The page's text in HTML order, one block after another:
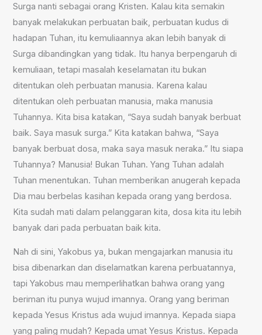
Surga nanti sebagai orang Kristen. Kalau kita semakin
banyak melakukan perbuatan baik, perbuatan kudus di
hadapan Tuhan, itu kemuliaannya akan lebih banyak di
Surga dibandingkan yang tidak. Itu hanya berpengaruh di
kemuliaan, tetapi masalah keselamatan itu bukan
ditentukan oleh perbuatan manusia. Karena kalau
ditentukan oleh perbuatan manusia, maka manusia
Tuhannya. Kita bisa katakan, “Saya sudah banyak berbuat
baik. Saya masuk surga.” Kita katakan bahwa, “Saya
banyak berbuat dosa, maka saya masuk neraka.” Itu siapa
Tuhannya? Manusia! Bukan Tuhan. Yang Tuhan adalah
Tuhan menentukan. Tuhan memberikan anugerah kepada
Dia mau berbelas kasihan kepada orang yang berdosa.
Kita sudah mati dalam pelanggaran kita, dosa kita itu lebih
banyak dari pada perbuatan baik kita.
Nah di sini, Yakobus ya, bukan mengajarkan manusia itu
bisa dibenarkan dan diselamatkan karena perbuatannya,
tapi Yakobus mau memperlihatkan bahwa orang yang
beriman itu punya wujud imannya. Orang yang beriman
kepada Yesus Kristus ada wujud imannya. Kepada siapa
yang paling mudah? Kepada umat Yesus Kristus. Kepada